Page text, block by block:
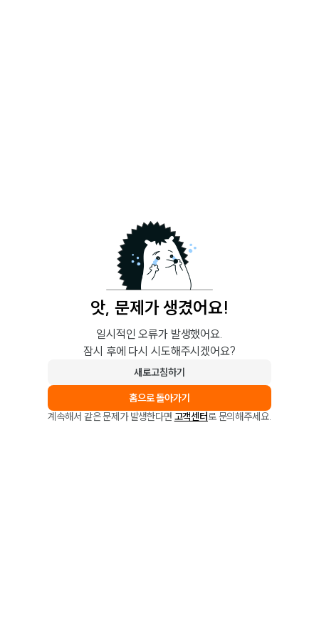
앗, 문제가 생겼어요!
일시적인 오류가 발생했어요.
잠시 후에 다시 시도해주시겠어요?
새로고침하기
홈으로 돌아가기
계속해서 같은 문제가 발생한다면 고객센터로 문의해주세요.